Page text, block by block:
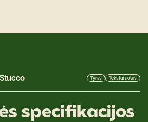
Tyras Tekstūruotas
specifikacijos